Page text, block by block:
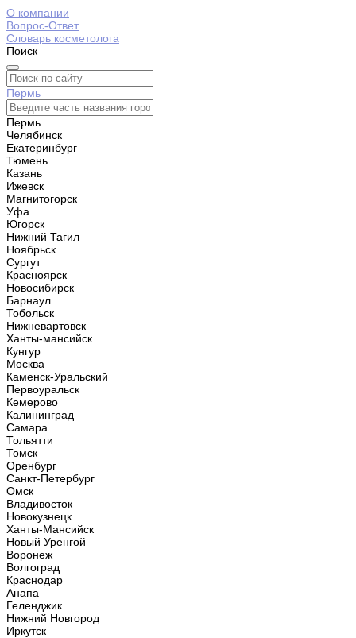
О компании
Вопрос-Ответ
Словарь косметолога
Поиск
Пермь
Пермь
Челябинск
Екатеринбург
Тюмень
Казань
Ижевск
Магнитогорск
Уфа
Югорск
Нижний Тагил
Ноябрьск
Сургут
Красноярск
Новосибирск
Барнаул
Тобольск
Нижневартовск
Ханты-мансийск
Кунгур
Москва
Каменск-Уральский
Первоуральск
Кемерово
Калининград
Самара
Тольятти
Томск
Оренбург
Санкт-Петербург
Омск
Владивосток
Новокузнецк
Ханты-Мансийск
Новый Уренгой
Воронеж
Волгоград
Краснодар
Анапа
Геленджик
Нижний Новгород
Иркутск